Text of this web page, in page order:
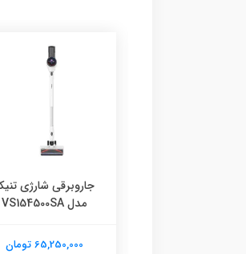
جاروبرقی شارژی
مدل VS154500SA
65,250,000 تومان